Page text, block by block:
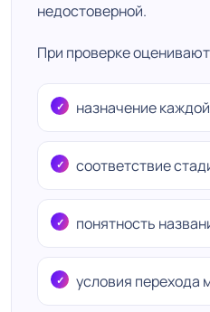
недостоверной.
При проверке
назначение
соответствие
понятность
условия перехода